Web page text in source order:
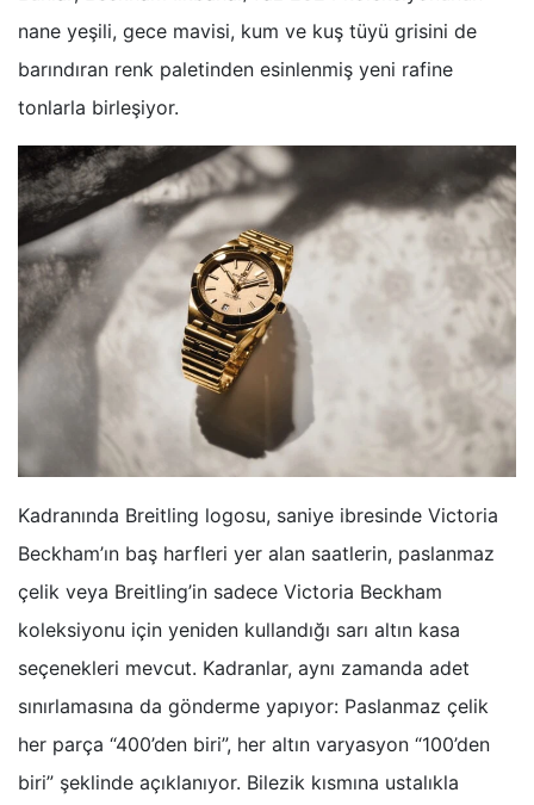
nane yeşili, gece mavisi, kum ve kuş tüyü grisini de
barındıran renk paletinden esinlenmiş yeni rafine
tonlarla birleşiyor.
Kadranında Breitling logosu, saniye ibresinde Victoria
Beckham’ın baş harfleri yer alan saatlerin, paslanmaz
çelik veya Breitling’in sadece Victoria Beckham
koleksiyonu için yeniden kullandığı sarı altın kasa
seçenekleri mevcut. Kadranlar, aynı zamanda adet
sınırlamasına da gönderme yapıyor: Paslanmaz çelik
her parça “400’den biri”, her altın varyasyon “100’den
biri” şeklinde açıklanıyor. Bilezik kısmına ustalıkla